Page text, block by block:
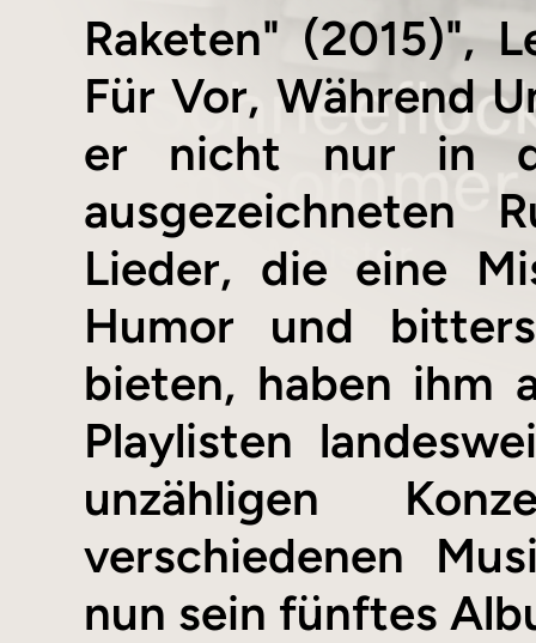
Raketen" (2015)",
Für Vor, Während
er nicht nur in
ausgezeichneten
Lieder, die eine
Humor und
bieten, haben ihm
Playlisten
unzähligen
verschiedenen
nun sein fünftes